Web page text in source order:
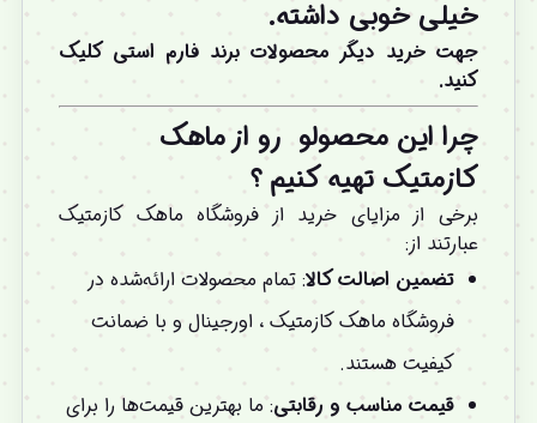
خیلی خوبی داشته.
جهت خرید دیگر محصولات برند فارم استی کلیک
کنید.
چرا این محصولو رو از ماهک
کازمتیک تهیه کنیم ؟
برخی از مزایای خرید از فروشگاه ماهک کازمتیک
عبارتند از:
تضمین اصالت کالا: تمام محصولات ارائه‌شده در
فروشگاه ماهک کازمتیک ، اورجینال و با ضمانت
کیفیت هستند.
قیمت مناسب و رقابتی: ما بهترین قیمت‌ها را برای